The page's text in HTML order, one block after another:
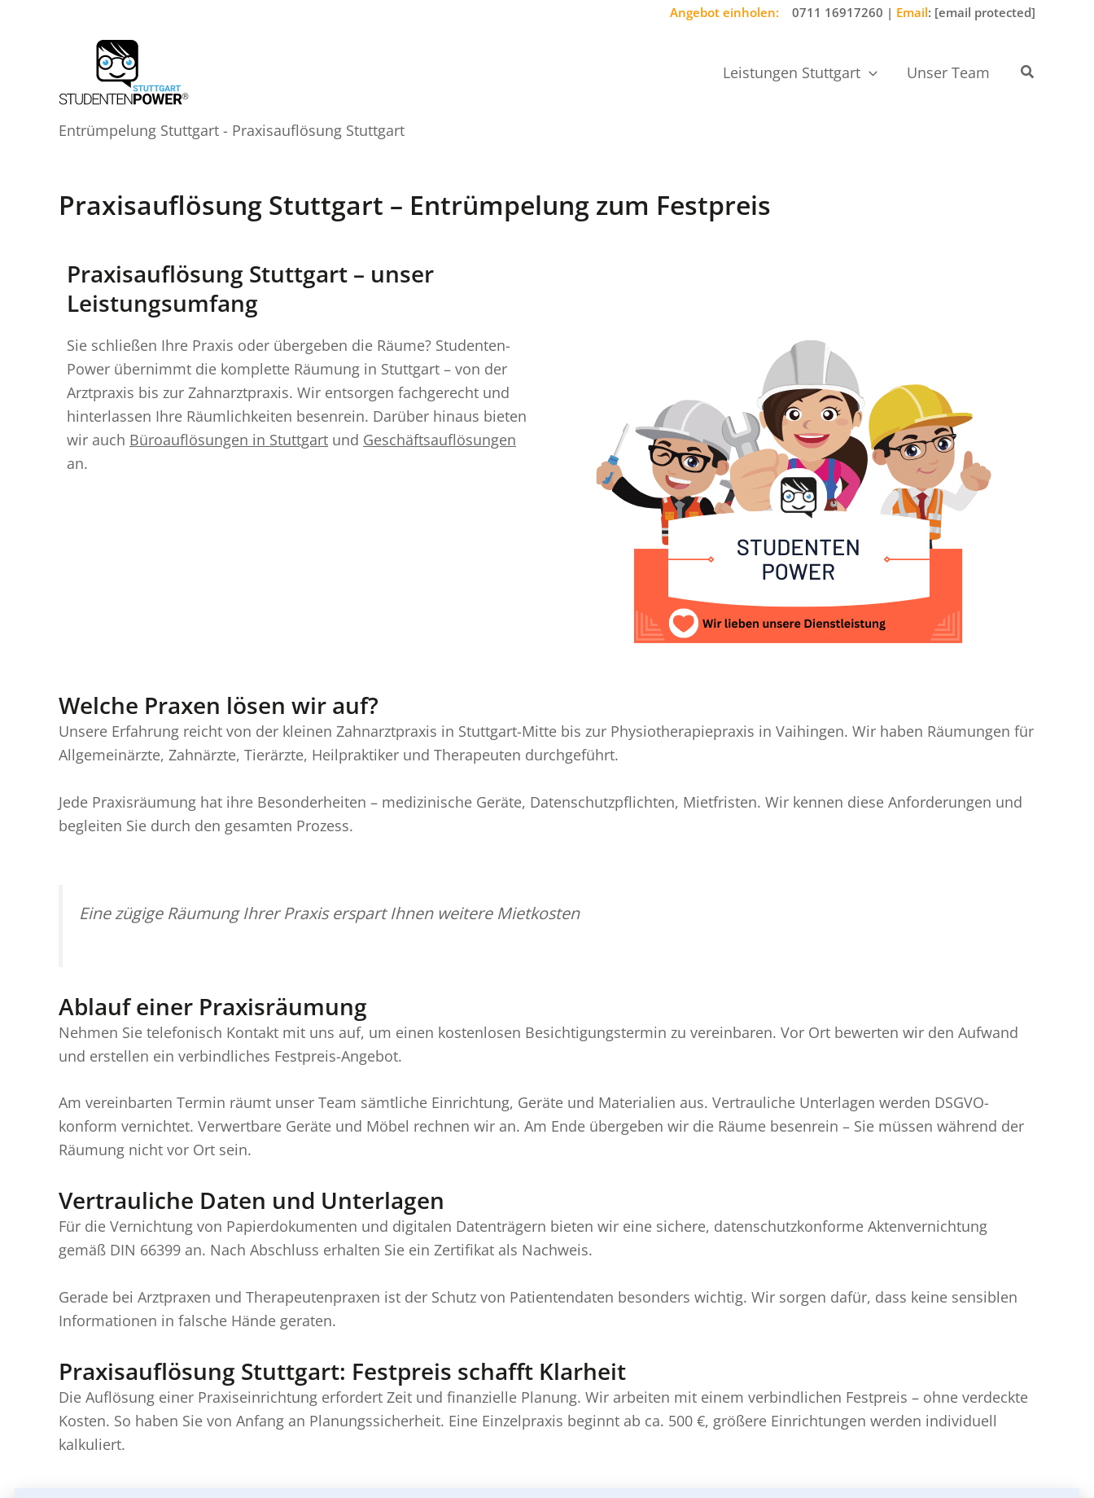
Angebot einholen: 0711 16917260 | Email: [email protected]
Leistungen Stuttgart Unser Team Suchen
Entrümpelung Stuttgart - Praxisauflösung Stuttgart
Praxisauflösung Stuttgart – Entrümpelung zum Festpreis
Praxisauflösung Stuttgart – unser
Leistungsumfang
Sie schließen Ihre Praxis oder übergeben die Räume? Studenten-
Power übernimmt die komplette Räumung in Stuttgart – von der
Arztpraxis bis zur Zahnarztpraxis. Wir entsorgen fachgerecht und
hinterlassen Ihre Räumlichkeiten besenrein. Darüber hinaus bieten
wir auch Büroauflösungen in Stuttgart und Geschäftsauflösungen
an.
Welche Praxen lösen wir auf?
Unsere Erfahrung reicht von der kleinen Zahnarztpraxis in Stuttgart-Mitte bis zur Physiotherapiepraxis in Vaihingen. Wir haben Räumungen für
Allgemeinärzte, Zahnärzte, Tierärzte, Heilpraktiker und Therapeuten durchgeführt.
Jede Praxisräumung hat ihre Besonderheiten – medizinische Geräte, Datenschutzpflichten, Mietfristen. Wir kennen diese Anforderungen und
begleiten Sie durch den gesamten Prozess.
Eine zügige Räumung Ihrer Praxis erspart Ihnen weitere Mietkosten
Ablauf einer Praxisräumung
Nehmen Sie telefonisch Kontakt mit uns auf, um einen kostenlosen Besichtigungstermin zu vereinbaren. Vor Ort bewerten wir den Aufwand
und erstellen ein verbindliches Festpreis-Angebot.
Am vereinbarten Termin räumt unser Team sämtliche Einrichtung, Geräte und Materialien aus. Vertrauliche Unterlagen werden DSGVO-
konform vernichtet. Verwertbare Geräte und Möbel rechnen wir an. Am Ende übergeben wir die Räume besenrein – Sie müssen während der
Räumung nicht vor Ort sein.
Vertrauliche Daten und Unterlagen
Für die Vernichtung von Papierdokumenten und digitalen Datenträgern bieten wir eine sichere, datenschutzkonforme Aktenvernichtung
gemäß DIN 66399 an. Nach Abschluss erhalten Sie ein Zertifikat als Nachweis.
Gerade bei Arztpraxen und Therapeutenpraxen ist der Schutz von Patientendaten besonders wichtig. Wir sorgen dafür, dass keine sensiblen
Informationen in falsche Hände geraten.
Praxisauflösung Stuttgart: Festpreis schafft Klarheit
Die Auflösung einer Praxiseinrichtung erfordert Zeit und finanzielle Planung. Wir arbeiten mit einem verbindlichen Festpreis – ohne verdeckte
Kosten. So haben Sie von Anfang an Planungssicherheit. Eine Einzelpraxis beginnt ab ca. 500 €, größere Einrichtungen werden individuell
kalkuliert.